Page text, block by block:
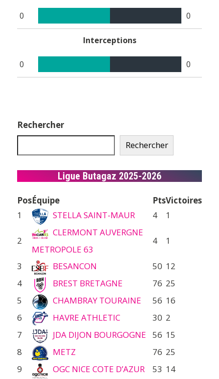
0 0
Interceptions
0 0
Rechercher
Rechercher
Ligue Butagaz 2025-2026
PosÉquipe PtsVictoires
1
STELLA SAINT-MAUR 4 1
2
CLERMONT AUVERGNE
METROPOLE 63
4 1
3 BESANCON 50 12
4
BREST BRETAGNE 76 25
5
CHAMBRAY TOURAINE 56 16
6
HAVRE ATHLETIC 30 2
7
JDA DIJON BOURGOGNE 56 15
8
METZ 76 25
9
OGC NICE COTE D’AZUR 53 14